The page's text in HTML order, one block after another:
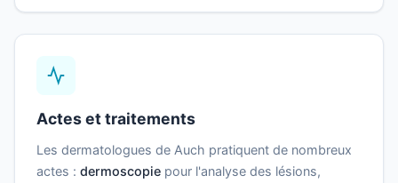
Actes et traitements
Les dermatologues de Auch pratiquent de nombreux
actes : dermoscopie pour l'analyse des lésions,